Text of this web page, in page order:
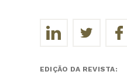
EDIÇÃO DA REVISTA: